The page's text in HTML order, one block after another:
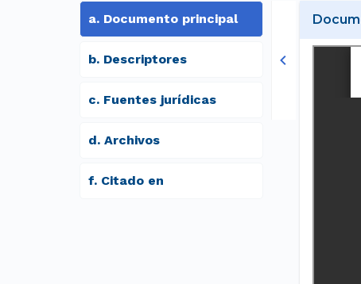
a. Documento principal
b. Descriptores
c. Fuentes jurídicas
d. archivos
f. Citado en